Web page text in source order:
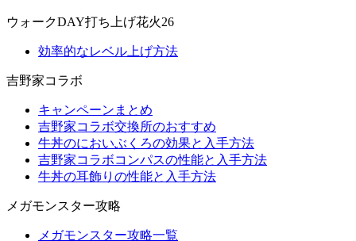
ウォークDAY打ち上げ花火26
効率的なレベル上げ方法
吉野家コラボ
キャンペーンまとめ
吉野家コラボ交換所のおすすめ
牛丼のにおいぶくろの効果と入手方法
吉野家コラボコンパスの性能と入手方法
牛丼の耳飾りの性能と入手方法
メガモンスター攻略
メガモンスター攻略一覧